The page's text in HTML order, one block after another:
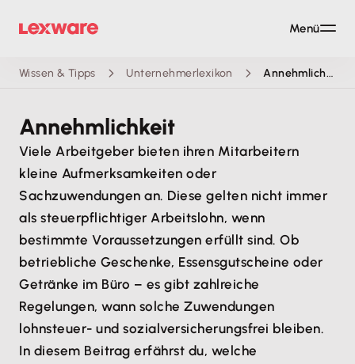
Wissen & Tipps Unternehmerlexikon Annehmlichkeit
Annehmlichkeit
Viele Arbeitgeber bieten ihren Mitarbeitern
kleine Aufmerksamkeiten oder
Sachzuwendungen an. Diese gelten nicht immer
als steuerpflichtiger Arbeitslohn, wenn
bestimmte Voraussetzungen erfüllt sind. Ob
betriebliche Geschenke, Essensgutscheine oder
Getränke im Büro – es gibt zahlreiche
Regelungen, wann solche Zuwendungen
lohnsteuer- und sozialversicherungsfrei bleiben.
In diesem Beitrag erfährst du, welche
Menü